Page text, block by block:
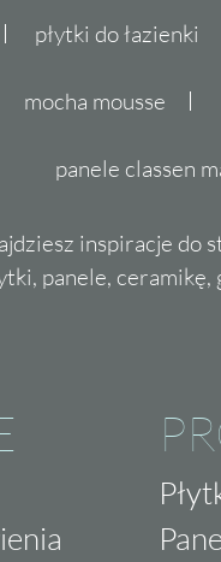
płytki do łazienki
mocha mousse
panele classen
inspiracje do
panele,